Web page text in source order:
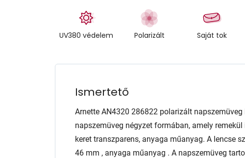
UV380 védelem Polarizált Saját tok
Ismertető
Arnette AN4320 286822 polarizált napszemüveg
napszemüveg négyzet formában, amely
keret transzparens, anyaga műanyag. A lencse
46 mm , anyaga műanyag . A napszemüveg